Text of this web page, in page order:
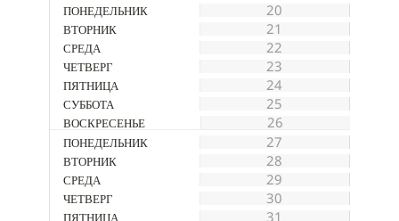
20
21
22
23
24
25
26
27
28
29
30
31